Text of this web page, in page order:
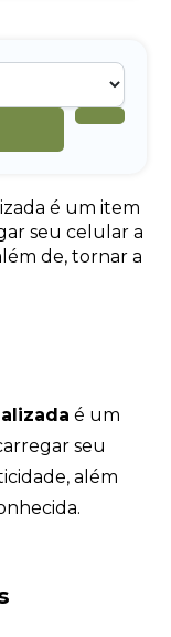
é um item
seu celular a
de, tornar a
é um
seu
além